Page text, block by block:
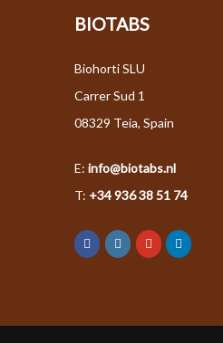
BIOTABS
Biohorti SLU
Carrer Sud 1
08329 Teia, Spain
E: info@biotabs.nl
T: +34 936 38 51 74